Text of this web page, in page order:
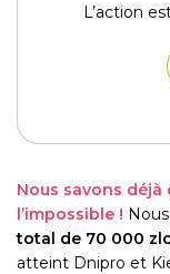
L’action
Nous savons déjà
l’impossible !
total de 70 000
atteint Dnipro et